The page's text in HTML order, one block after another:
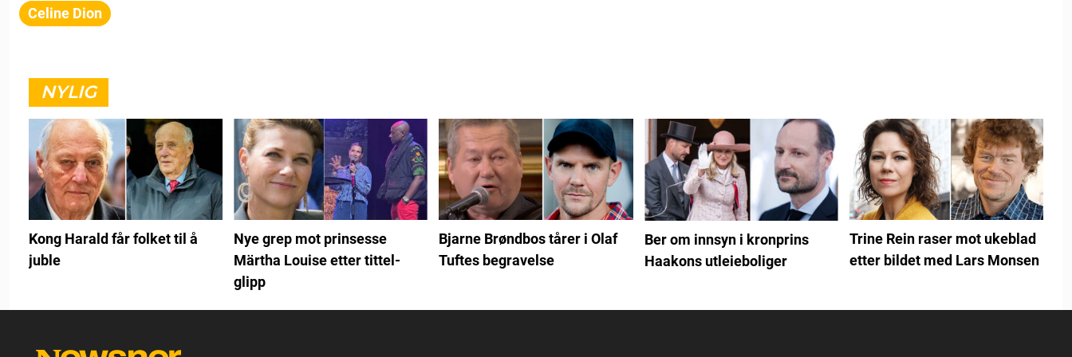
Celine Dion
NYLIG
Kong Harald får folket til å
juble
Nye grep mot prinsesse
Märtha Louise etter tittel-
glipp
Bjarne Brøndbos tårer i Olaf
Tuftes begravelse
Ber om innsyn i kronprins
Haakons utleieboliger
Trine Rein raser mot ukeblad
etter bildet med Lars Monsen